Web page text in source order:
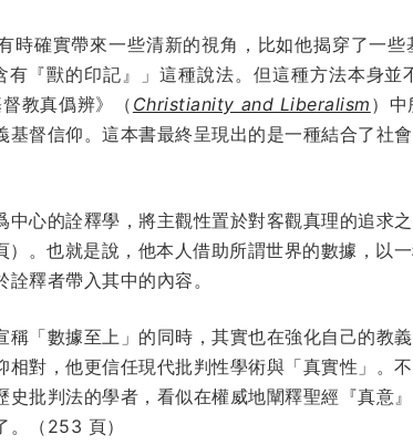
時確實帶來一些清新的視角，比如他揭穿了一
『獸的印記』」這種說法。但這種方法本身並
教真僞辨》（ Christianity and Liberalism ）
督信仰。這本書最終呈現出的是一種結合了社
中心的詮釋學，將主觀性置於對客觀真理的追求
。也就是說，他本人借助所謂世界的數據，以
釋者帶入其中的內容。
「數據至上」的同時，其實也在強化自己的教
對，他更信任現代批判性學術與「真實性」。
史批判法的學者，看似在權威地闡釋聖經『真意
。（253 頁）